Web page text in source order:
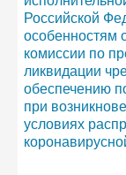
Российской
особенностям
комиссии по
ликвидации
обеспечению
при
условиях